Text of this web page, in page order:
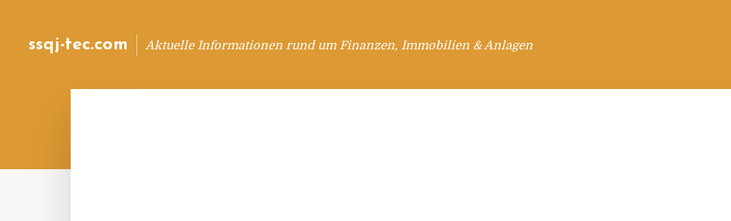
ssqj-tec.com Aktuelle Informationen rund um Finanzen, Immobilien & Anlagen